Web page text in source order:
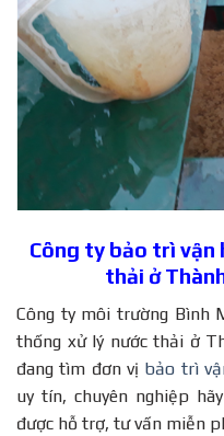
Công ty bảo trì vận
thải ở
Công ty môi trường Bình
thống xử lý nước thải ở
đang tìm đơn vị bảo trì
uy tín, chuyên nghiệp
được hỗ trợ, tư vấn miễn